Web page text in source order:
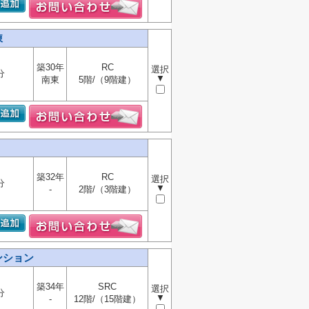
選択
▼
築30年
南東
RC
5階/（9階建）
選択
▼
築32年
-
RC
2階/（3階建）
ション
選択
▼
築34年
-
SRC
12階/（15階建）